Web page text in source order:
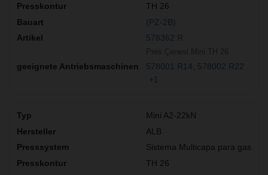
TH 26
(PZ-2B)
578362 R
578001 R14
578002 R22
+1
Mini A2-22kN
ALB
Sistema Multicapa para gas
TH 26